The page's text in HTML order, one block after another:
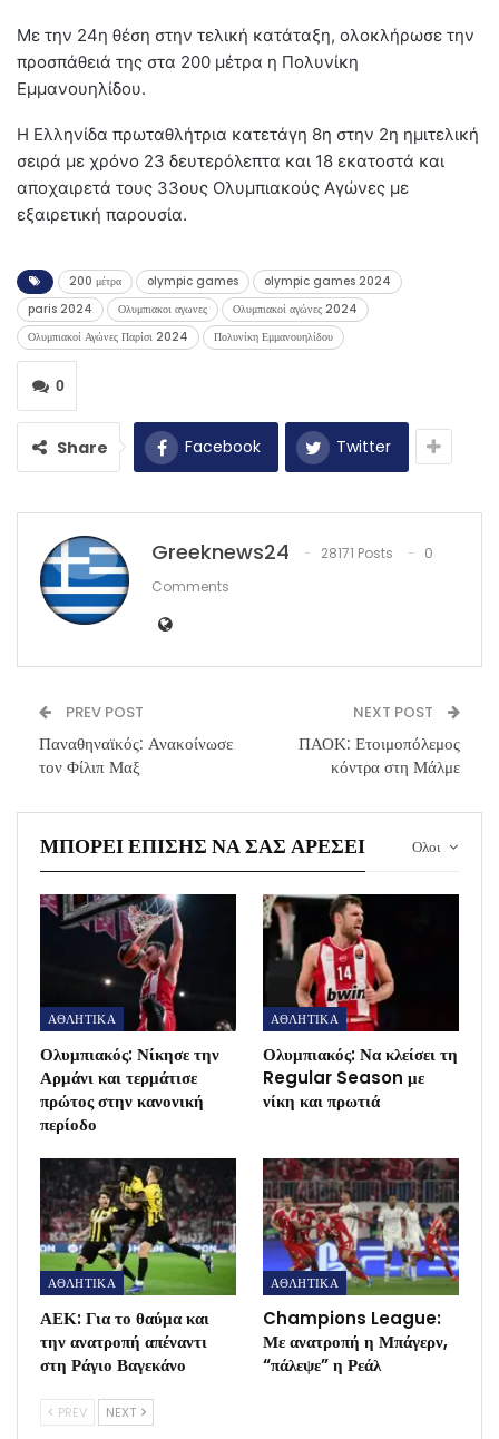
Με την 24η θέση στην τελική κατάταξη, ολοκλήρωσε την
προσπάθειά της στα 200 μέτρα η Πολυνίκη
Εμμανουηλίδου.
Η Ελληνίδα πρωταθλήτρια κατετάγη 8η στην 2η ημιτελική
σειρά με χρόνο 23 δευτερόλεπτα και 18 εκατοστά και
αποχαιρετά τους 33ους Ολυμπιακούς Αγώνες με
εξαιρετική παρουσία.
200 μέτρα olympic games
olympic games 2024
paris 2024
Ολυμπιακοι αγωνες
Ολυμπιακοί αγώνες 2024
Ολυμπιακοί Αγώνες Παρίσι 2024
Πολυνίκη Εμμανουηλίδου
0
Share Facebook Twitter
Greeknews24 28171 Posts
0
Comments
PREV POST
Παναθηναϊκός: Ανακοίνωσε
τον Φίλιπ Μαξ
NEXT POST
ΠΑΟΚ: Ετοιμοπόλεμος
κόντρα στη Μάλμε
Ολοι
ΜΠΟΡΕΊ ΕΠΊΣΗΣ ΝΑ ΣΑΣ ΑΡΈΣΕΙ
ΑΘΛΗΤΙΚΑ
Ολυμπιακός: Νίκησε την
Αρμάνι και τερμάτισε
πρώτος στην κανονική
περίοδο
ΑΘΛΗΤΙΚΑ
Ολυμπιακός: Να κλείσει τη
Regular Season με
νίκη και πρωτιά
ΑΘΛΗΤΙΚΑ
ΑΕΚ: Για το θαύμα και
την ανατροπή απέναντι
στη Ράγιο Βαγεκάνο
ΑΘΛΗΤΙΚΑ
Champions League:
Με ανατροπή η Μπάγερν,
“πάλεψε” η Ρεάλ
PREV NEXT